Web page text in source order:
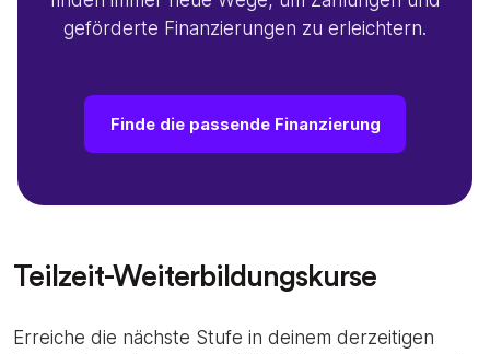
geförderte Finanzierungen zu erleichtern.
Finde die passende Finanzierung
Teilzeit-Weiterbildungskurse
Erreiche die nächste Stufe in deinem derzeitigen